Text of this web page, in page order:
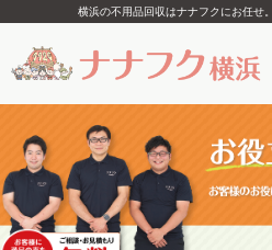
横浜の不用品回収はナナフクにお任せ